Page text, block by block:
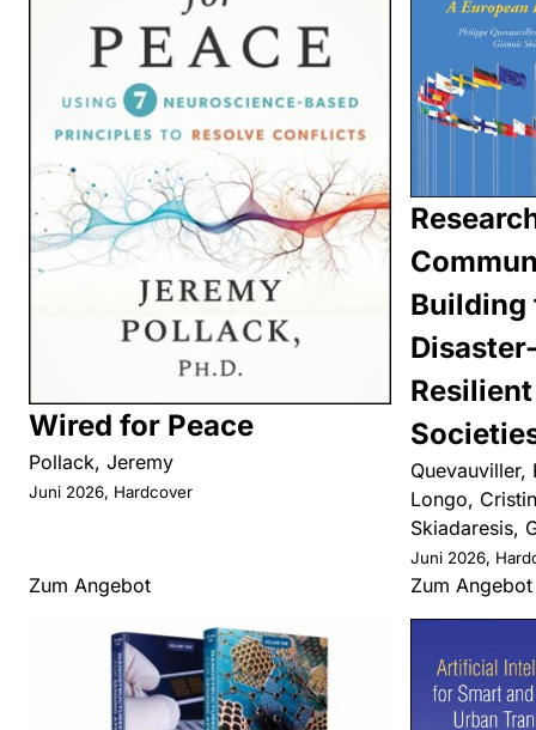
Wired for Peace
Pollack, Jeremy
Juni 2026, Hardcover
Zum Angebot
Building
Resilient
Quevauviller,
Longo,
Skiadaresis,
Juni 2026,
Zum Angebot